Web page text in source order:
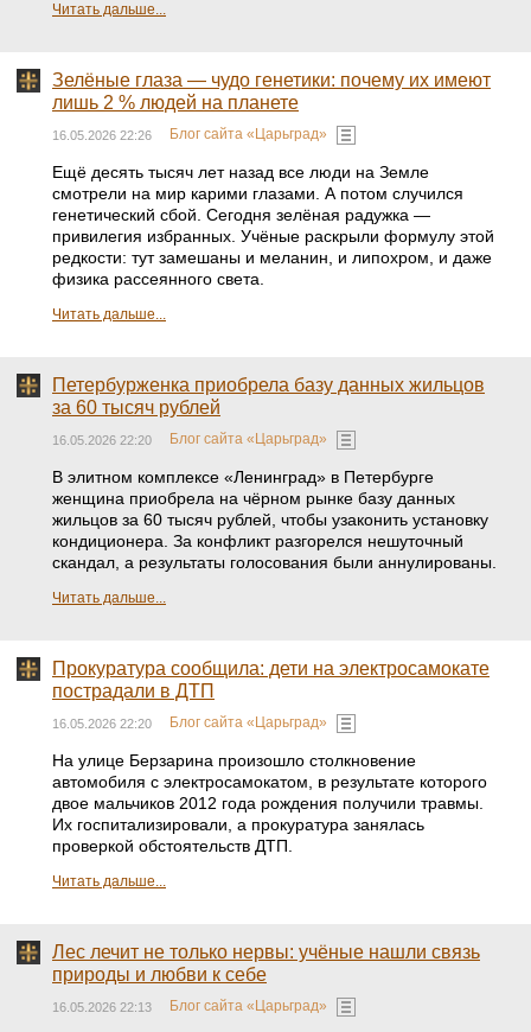
Читать дальше...
Зелёные глаза — чудо генетики: почему их имеют
лишь 2 % людей на планете
16.05.2026 22:26 Блог сайта «Царьград»
Ещё десять тысяч лет назад все люди на Земле
смотрели на мир карими глазами. А потом случился
генетический сбой. Сегодня зелёная радужка —
привилегия избранных. Учёные раскрыли формулу этой
редкости: тут замешаны и меланин, и липохром, и даже
физика рассеянного света.
Читать дальше...
Петербурженка приобрела базу данных жильцов
за 60 тысяч рублей
16.05.2026 22:20 Блог сайта «Царьград»
В элитном комплексе «Ленинград» в Петербурге
женщина приобрела на чёрном рынке базу данных
жильцов за 60 тысяч рублей, чтобы узаконить установку
кондиционера. За конфликт разгорелся нешуточный
скандал, а результаты голосования были аннулированы.
Читать дальше...
Прокуратура сообщила: дети на электросамокате
пострадали в ДТП
16.05.2026 22:20 Блог сайта «Царьград»
На улице Берзарина произошло столкновение
автомобиля с электросамокатом, в результате которого
двое мальчиков 2012 года рождения получили травмы.
Их госпитализировали, а прокуратура занялась
проверкой обстоятельств ДТП.
Читать дальше...
Лес лечит не только нервы: учёные нашли связь
природы и любви к себе
16.05.2026 22:13 Блог сайта «Царьград»